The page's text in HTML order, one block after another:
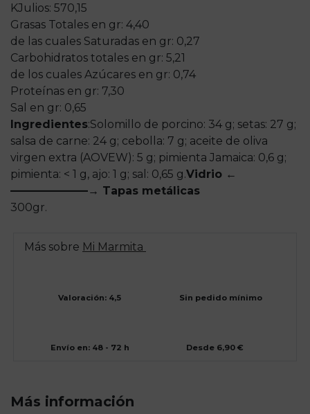
KJulios: 570,15
Grasas Totales en gr: 4,40
de las cuales Saturadas en gr: 0,27
Carbohidratos totales en gr: 5,21
de los cuales Azúcares en gr: 0,74
Proteínas en gr: 7,30
Sal en gr: 0,65
Ingredientes:Solomillo de porcino: 34 g; setas: 27 g;
salsa de carne: 24 g; cebolla: 7 g; aceite de oliva
virgen extra (AOVEW): 5 g; pimienta Jamaica: 0,6 g;
pimienta: < 1 g, ajo: 1 g; sal: 0,65 g.Vidrio ←
———————→ Tapas metálicas
300gr.
Más sobre Mi Marmita
Valoración: 4,5 Sin pedido mínimo
Envío en: 48 - 72 h Desde 6,90 €
Más información